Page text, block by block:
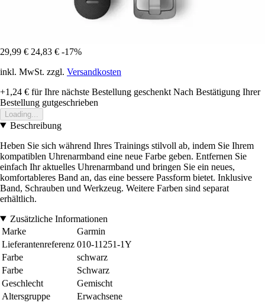
29,99 € 24,83 € -17%
inkl. MwSt. zzgl. Versandkosten
+1,24 € für Ihre nächste Bestellung geschenkt Nach Bestätigung Ihrer
Bestellung gutgeschrieben
Loading...
Beschreibung
Heben Sie sich während Ihres Trainings stilvoll ab, indem Sie Ihrem
kompatiblen Uhrenarmband eine neue Farbe geben. Entfernen Sie
einfach Ihr aktuelles Uhrenarmband und bringen Sie ein neues,
komfortableres Band an, das eine bessere Passform bietet. Inklusive
Band, Schrauben und Werkzeug. Weitere Farben sind separat
erhältlich.
Zusätzliche Informationen
Marke
Garmin
Lieferantenreferenz 010-11251-1Y
Farbe
schwarz
Farbe
Schwarz
Geschlecht
Gemischt
Altersgruppe
Erwachsene